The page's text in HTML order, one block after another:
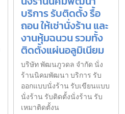
บริการ รับติดตั้ง รื้อ
ถอน ให้เช่านั่งร้าน และ
งานหุ้มฉนวน รวมทั้ง
ติดตั้งแผ่นอลูมิเนียม
บริษัท พัฒนภูวดล จำกัด นั่ง
ร้านนิคมพัฒนา บริการ รับ
ออกแบบนั่งร้าน รับเขียนแบบ
นั่งร้าน รับติดตั้งนั่งร้าน รับ
เหมาติดตั้งน